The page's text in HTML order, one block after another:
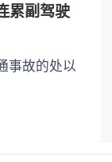
累副驾驶
事故的处以